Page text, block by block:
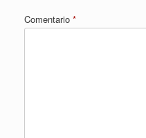
Comentario *